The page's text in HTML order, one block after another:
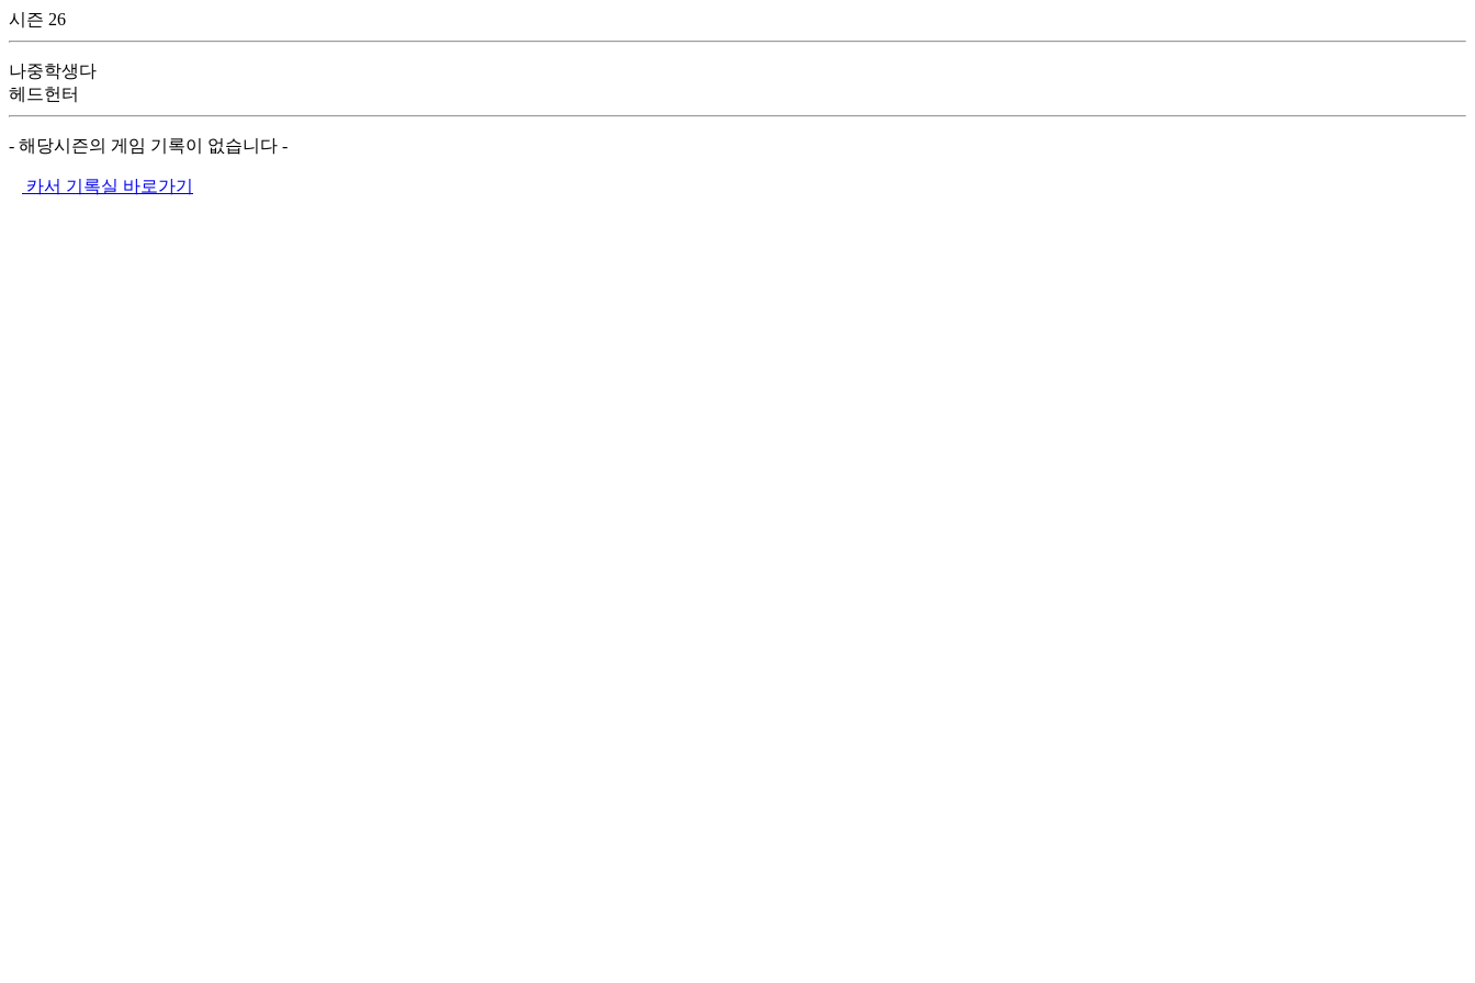
시즌 26
나중학생다
헤드헌터
- 해당시즌의 게임 기록이 없습니다 -
카서 기록실 바로가기